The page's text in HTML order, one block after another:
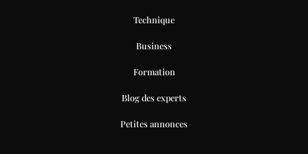
Technique
Business
Formation
Blog des experts
Petites annonces